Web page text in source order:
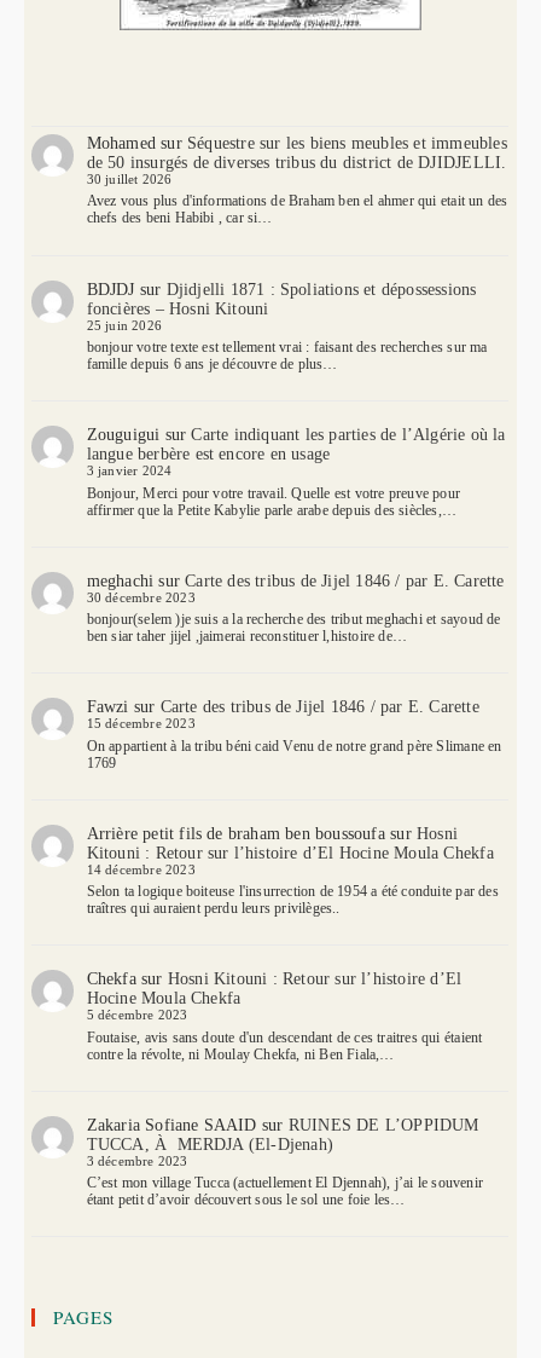
Mohamedsur Séquestre sur les biens meubles et immeubles
de 50 insurgés de diverses tribus du district de DJIDJELLI.
30 juillet 2026
Avez vous plus d'informations de Braham ben el ahmer qui etait un des
chefs des beni Habibi , car si…
BDJDJ sur Djidjelli 1871 : Spoliations et dépossessions
foncières – Hosni Kitouni
25 juin 2026
bonjour votre texte est tellement vrai : faisant des recherches sur ma
famille depuis 6 ans je découvre de plus…
Zouguigui surCarte indiquant les parties de l’Algérie où la
langue berbère est encore en usage
3 janvier 2024
Bonjour, Merci pour votre travail. Quelle est votre preuve pour
affirmer que la Petite Kabylie parle arabe depuis des siècles,…
meghachi surCarte des tribus de Jijel 1846 / par E. Carette
30 décembre 2023
bonjour(selem )je suis a la recherche des tribut meghachi et sayoud de
ben siar taher jijel ,jaimerai reconstituer l,histoire de…
Fawzi sur Carte des tribus de Jijel 1846 / par E. Carette
15 décembre 2023
On appartient à la tribu béni caid Venu de notre grand père Slimane en
1769
Arrière petit fils de braham ben boussoufasur Hosni
Kitouni : Retour sur l’histoire d’El Hocine Moula Chekfa
14 décembre 2023
Selon ta logique boiteuse l'insurrection de 1954 a été conduite par des
traîtres qui auraient perdu leurs privilèges..
Chekfasur Hosni Kitouni : Retour sur l’histoire d’El
Hocine Moula Chekfa
5 décembre 2023
Foutaise, avis sans doute d'un descendant de ces traitres qui étaient
contre la révolte, ni Moulay Chekfa, ni Ben Fiala,…
Zakaria Sofiane SAAID sur RUINES DE L’OPPIDUM
TUCCA, À MERDJA (El-Djenah)
3 décembre 2023
C’est mon village Tucca (actuellement El Djennah), j’ai le souvenir
étant petit d’avoir découvert sous le sol une foie les…
PAGES